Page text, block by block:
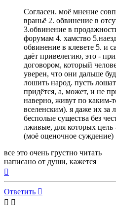
Согласен. моё мнение
враньё 2. обвинение в
3.обвинение в
форумам 4. хамство
обвинение в клевете 5. и
даёт привелегию, это -
договором, который
уверен, что они дальше
лошить народ. пусть
придётся, а, может, и не
наверно, живут по каким-
вселенским). я даже их за
бесполые существа без
лживые, для которых цель
(моё оценочное суждение)
все это очень грустно читать
написано от души, кажется
началу
Ответить